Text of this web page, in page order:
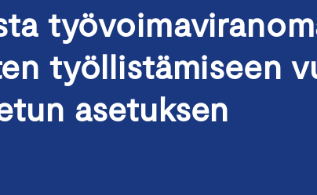
työllistämiseen
asetuksen